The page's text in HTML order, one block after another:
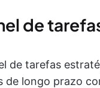
de
de tarefas
de longo prazo